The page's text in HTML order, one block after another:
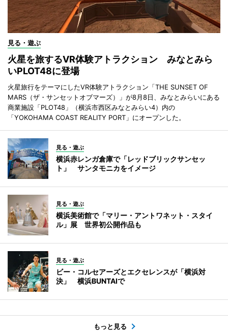
見る・遊ぶ
火星を旅するVR体験アトラクション みなとみら
いPLOT48に登場
火星旅行をテーマにしたVR体験アトラクション「THE SUNSET OF
MARS（ザ・サンセットオブマーズ）」が8月8日、みなとみらいにある
商業施設「PLOT48」（横浜市西区みなとみらい4）内の
「YOKOHAMA COAST REALITY PORT」にオープンした。
見る・遊ぶ
横浜赤レンガ倉庫で「レッドブリックサンセッ
ト」 サンタモニカをイメージ
見る・遊ぶ
横浜美術館で「マリー・アントワネット・スタイ
ル」展 世界初公開作品も
見る・遊ぶ
ビー・コルセアーズとエクセレンスが「横浜対
決」 横浜BUNTAIで
もっと見る